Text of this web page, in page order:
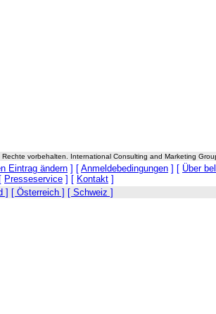
vorbehalten. International Consulting and Marketing
Eintrag ändern ] [ Anmeldebedingungen ] [ Über
Presseservice ] [ Kontakt ]
] [ Österreich ] [ Schweiz ]